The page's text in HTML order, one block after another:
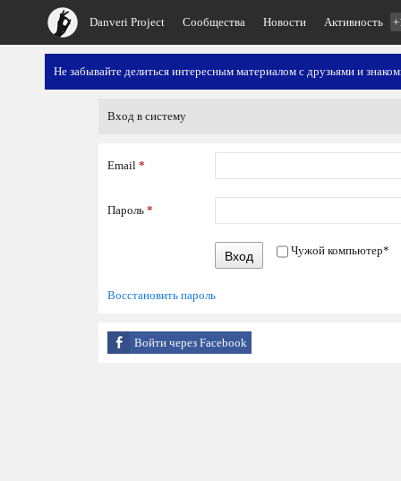
Danveri Project Сообщества Новости Активность
Не забывайте делиться интересным материалом с друзьями и
Вход в систему
Email *
Пароль *
Вход Чужой компьютер*
Восстановить пароль
Войти через Facebook